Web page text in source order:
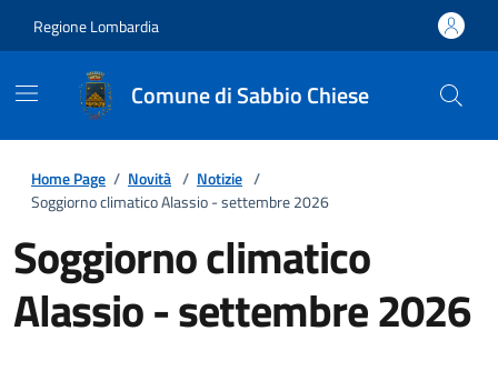
Regione Lombardia
Comune di Sabbio Chiese
Home Page / Novità / Notizie /
Soggiorno climatico Alassio - settembre 2026
Soggiorno climatico
Alassio - settembre 2026